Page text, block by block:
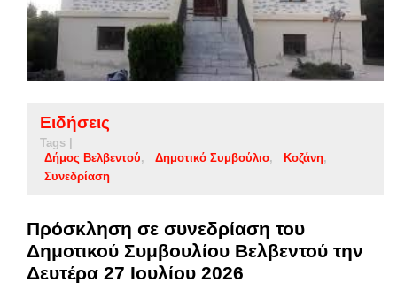
Ειδήσεις
Tags |
Δήμος Βελβεντού
Δημοτικό Συμβούλιο
Κοζάνη
Συνεδρίαση
Πρόσκληση σε συνεδρίαση του
Δημοτικού Συμβουλίου Βελβεντού την
Δευτέρα 27 Ιουλίου 2026